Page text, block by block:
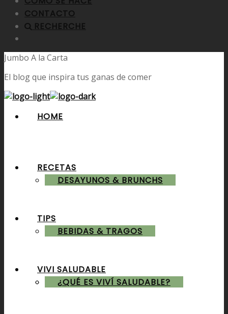
CONTACTO
RECHERCHE
Jumbo A la Carta
El blog que inspira tus ganas de comer
HOME
RECETAS
DESAYUNOS & BRUNCHS
BEBIDAS & TRAGOS
ALMUERZOS & CENAS
TIPS
VIVI SALUDABLE
¿QUÉ ES VIVÍ SALUDABLE?